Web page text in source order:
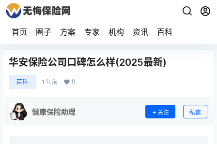
首页 圈子 方案 专家 机构 资讯 百科
华安保险公司口碑怎么样(2025最新)
百科 1 年前 0
健康保险助理 关注 私信